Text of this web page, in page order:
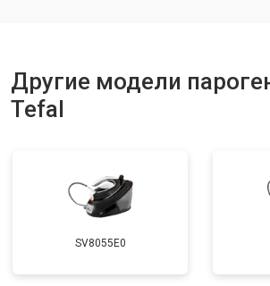
Другие модели
Tefal
SV8055E0